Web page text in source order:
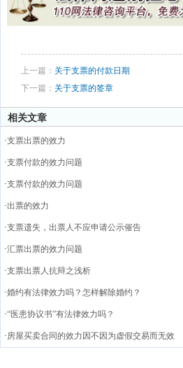
上一篇： 关于支票的付款日期
下一篇： 关于支票的签章
相关文章
·支票出票的效力
·支票付款的效力问题
·支票付款的效力问题
·出票的效力
·支票遗失，出票人不应申请公示催告
·汇票出票的效力问题
·支票出票人抗辩之浅析
·婚约有法律效力吗？怎样解除婚约？
·“医患协议书”有法律效力吗？
· 房屋买卖合同的效力因不因为虚假交易而无效